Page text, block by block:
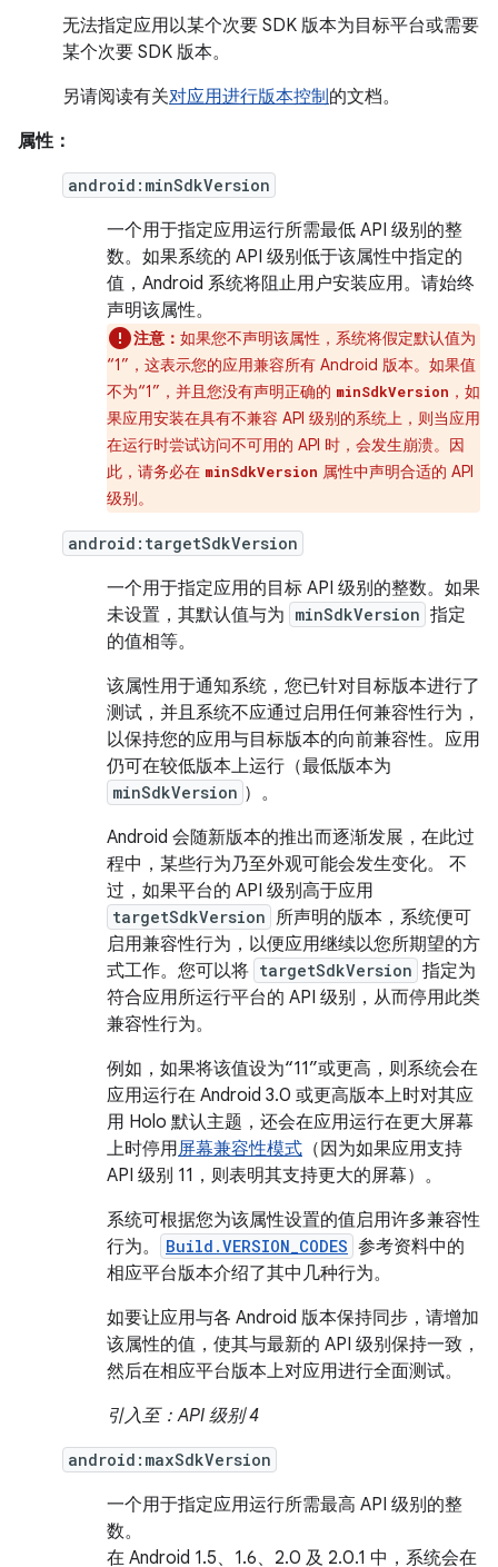
无法指定应用以某个次要 SDK 版本为目标平台或需要
某个次要 SDK 版本。
另请阅读有关对应用进行版本控制的文档。
属性：
android:minSdkVersion
一个用于指定应用运行所需最低 API 级别的整
数。如果系统的 API 级别低于该属性中指定的
值，Android 系统将阻止用户安装应用。请始终
声明该属性。
注意： 如果您不声明该属性，系统将假定默认值为
“1”，这表示您的应用兼容所有 Android 版本。如果值
不为“1”，并且您没有声明正确的 minSdkVersion ，如
果应用安装在具有不兼容 API 级别的系统上，则当应用
在运行时尝试访问不可用的 API 时，会发生崩溃。 因
此，请务必在 minSdkVersion 属性中声明合适的 API
级别。
android:targetSdkVersion
一个用于指定应用的目标 API 级别的整数。如果
未设置，其默认值与为 minSdkVersion 指定
的值相等。
该属性用于通知系统，您已针对目标版本进行了
测试，并且系统不应通过启用任何兼容性行为，
以保持您的应用与目标版本的向前兼容性。应用
仍可在较低版本上运行（最低版本为
minSdkVersion ）。
Android 会随新版本的推出而逐渐发展，在此过
程中，某些行为乃至外观可能会发生变化。 不
过，如果平台的 API 级别高于应用
targetSdkVersion 所声明的版本，系统便可
启用兼容性行为，以便应用继续以您所期望的方
式工作。您可以将 targetSdkVersion 指定为
符合应用所运行平台的 API 级别，从而停用此类
兼容性行为。
例如，如果将该值设为“11”或更高，则系统会在
应用运行在 Android 3.0 或更高版本上时对其应
用 Holo 默认主题，还会在应用运行在更大屏幕
上时停用屏幕兼容性模式 （因为如果应用支持
API 级别 11，则表明其支持更大的屏幕）。
系统可根据您为该属性设置的值启用许多兼容性
行为。
Build.VERSION_CODES 参考资料中的
相应平台版本介绍了其中几种行为。
如要让应用与各 Android 版本保持同步，请增加
该属性的值，使其与最新的 API 级别保持一致，
然后在相应平台版本上对应用进行全面测试。
引入至：API 级别 4
android:maxSdkVersion
一个用于指定应用运行所需最高 API 级别的整
数。
在 Android 1.5、1.6、2.0 及 2.0.1 中，系统会在